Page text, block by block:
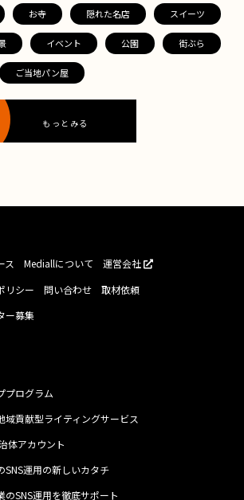
お寺 隠れた名店 スイーツ
イベント 公園 街ぶら
ご当地パン屋
もっとみる
ス Mediallについて
運営会社
リシー
問い合わせ
取材依頼
ー募集
プログラム
域貢献型ライティングサービス
体アカウント
SNS運用の新しいカタチ
のSNS運用を徹底サポート